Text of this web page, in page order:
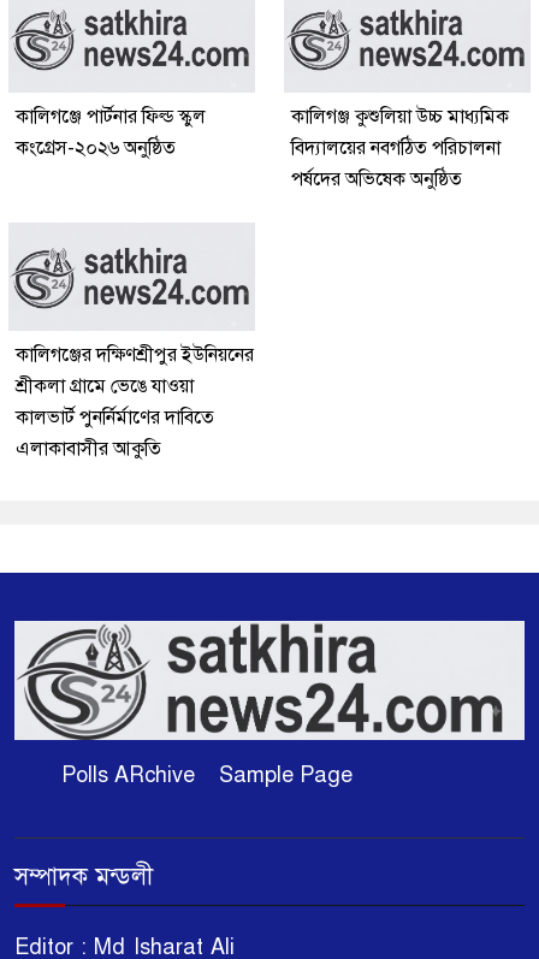
কালিগঞ্জে পার্টনার ফিল্ড স্কুল
কংগ্রেস-২০২৬ অনুষ্ঠিত
কালিগঞ্জ কুশুলিয়া উচ্চ মাধ্যমিক
বিদ্যালয়ের নবগঠিত পরিচালনা
পর্ষদের অভিষেক অনুষ্ঠিত
কালিগঞ্জের দক্ষিণশ্রীপুর ইউ‌নিয়‌নের
শ্রীকলা গ্রা‌মে ভেঙে যাওয়া
কালভার্ট পুনর্নির্মাণের দাবিতে
এলাকাবাসীর আকুতি
Polls ARchive Sample Page
সম্পাদক মন্ডলী
Editor : Md Isharat Ali